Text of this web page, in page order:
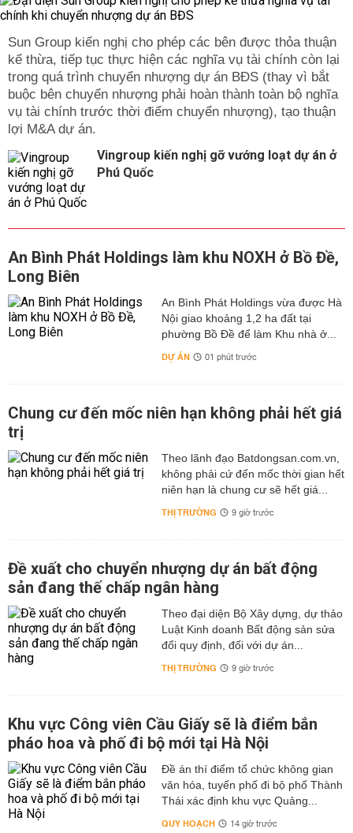
Sun Group kiến nghị cho phép các bên được thỏa thuận
kế thừa, tiếp tục thực hiện các nghĩa vụ tài chính còn lại
trong quá trình chuyển nhượng dự án BĐS (thay vì bắt
buộc bên chuyển nhượng phải hoàn thành toàn bộ nghĩa
vụ tài chính trước thời điểm chuyển nhượng), tạo thuận
lợi M&A dự án.
Vingroup kiến nghị gỡ vướng loạt dự án ở
Phú Quốc
An Bình Phát Holdings làm khu NOXH ở Bồ Đề,
Long Biên
An Bình Phát Holdings vừa được Hà
Nội giao khoảng 1,2 ha đất tại
phường Bồ Đề để làm Khu nhà ở...
DỰ ÁN 01 phút trước
Chung cư đến mốc niên hạn không phải hết giá
trị
Theo lãnh đạo Batdongsan.com.vn,
không phải cứ đến mốc thời gian hết
niên hạn là chung cư sẽ hết giá...
THỊ TRƯỜNG 9 giờ trước
Đề xuất cho chuyển nhượng dự án bất động
sản đang thế chấp ngân hàng
Theo đại diện Bộ Xây dựng, dự thảo
Luật Kinh doanh Bất động sản sửa
đổi quy định, đối với dự án...
THỊ TRƯỜNG 9 giờ trước
Khu vực Công viên Cầu Giấy sẽ là điểm bắn
pháo hoa và phố đi bộ mới tại Hà Nội
Đề án thí điểm tổ chức không gian
văn hóa, tuyến phố đi bộ phố Thành
Thái xác định khu vực Quảng...
QUY HOẠCH 14 giờ trước